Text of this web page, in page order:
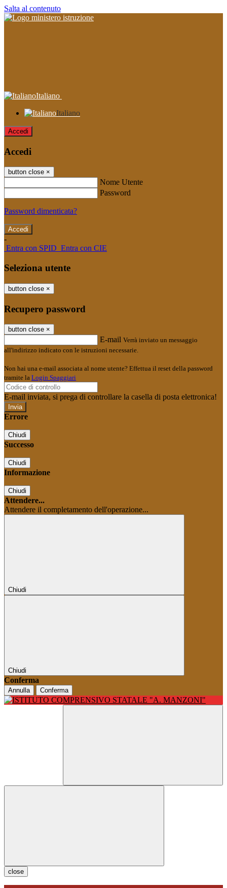
Salta al contenuto
Italiano
Italiano
Accedi
Accedi
button close ×
Nome Utente
Password
Password dimenticata?
-
Entra con SPID Entra con CIE
Seleziona utente
button close ×
Recupero password
button close ×
E-mail Verrà inviato un messaggio
all'indirizzo indicato con le istruzioni necessarie.
Non hai una e-mail associata al nome utente? Effettua il reset della password
tramite la Login Spaggiari
E-mail inviata, si prega di controllare la casella di posta elettronica!
Errore
Chiudi
Successo
Chiudi
Informazione
Chiudi
Attendere...
Attendere il completamento dell'operazione...
Chiudi
Chiudi
Conferma
Annulla Conferma
close